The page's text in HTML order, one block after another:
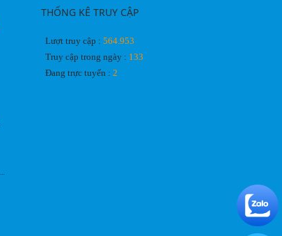
THỐNG KÊ TRUY CẬP
Lượt truy cập : 564.953
Truy cập trong ngày : 133
Đang trực tuyến : 2